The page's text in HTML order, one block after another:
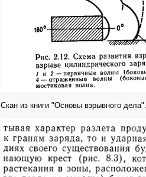
Скан из книги "Основы взрывного дела".